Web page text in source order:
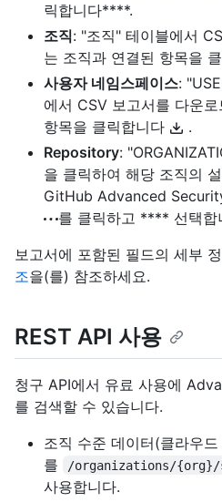
릭합니다****.
조직: "조직" 테이블에서
는 조직과 연결된 항목을
사용자 네임스페이스:
에서 CSV 보고서를 다운
항목을 클릭합니다
.
Repository:
을 클릭하여 해당 조직의
GitHub Advanced
를 클릭하고 **** 선택합
보고서에 포함된 필드의 세부
조을(를) 참조하세요.
REST API 사용
청구 API에서 유료 사용에
를 검색할 수 있습니다.
조직 수준 데이터(클라우
를
/organizations/
사용합니다.